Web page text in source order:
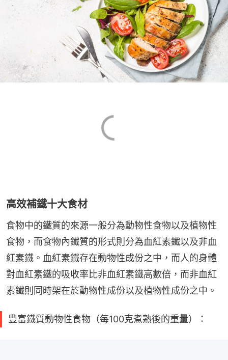
高效補鐵十大食材
食物中的鐵質的來源一般分為動物性食物以及植物性
食物，而食物內鐵質的形式則分為血紅素鐵以及非血
紅素鐵。血紅素鐵存在動物性成份之中，而人的身體
對血紅素鐵的吸收率比非血紅素鐵高數倍，而非血紅
素鐵則同時架在於動物性成份以及植物性成份之中。
豐富鐵質動物性食物（每100克煮熟後的重量）：